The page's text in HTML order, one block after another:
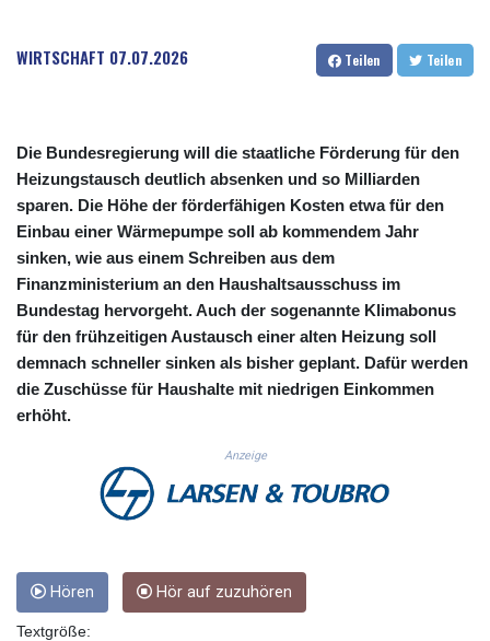
CVE 110.646682
DOP 67.345355
DZD 153.688625
EGP 57.293288
ERN 17.342035
ETB 184.982115
FJD 2.553384
FKP 0.859288
GBP 0.856968
GGP 0.859288
GHS 13.596606
GTQ 8.820142
HRK 7.536622
HTG 151.150865
WIRTSCHAFT 07.07.2026 Teilen Teilen
Die Bundesregierung will die staatliche Förderung für den
Heizungstausch deutlich absenken und so Milliarden
sparen. Die Höhe der förderfähigen Kosten etwa für den
Einbau einer Wärmepumpe soll ab kommendem Jahr
sinken, wie aus einem Schreiben aus dem
Finanzministerium an den Haushaltsausschuss im
Bundestag hervorgeht. Auch der sogenannte Klimabonus
für den frühzeitigen Austausch einer alten Heizung soll
demnach schneller sinken als bisher geplant. Dafür werden
die Zuschüsse für Haushalte mit niedrigen Einkommen
erhöht.
Anzeige
Hören Hör auf zuzuhören
Textgröße: